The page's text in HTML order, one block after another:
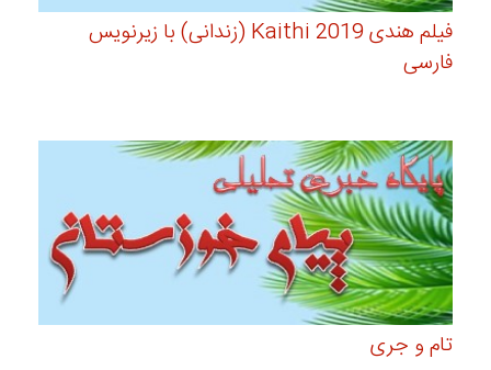
فیلم هندی Kaithi 2019 (زندانی) با زیرنویس
فارسی
تام و جری